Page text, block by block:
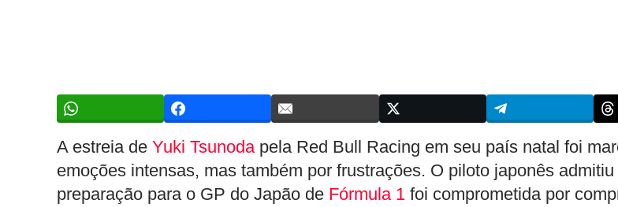
A estreia de Yuki Tsunodapela Red Bull Racing em seu país natal foi
emoções intensas, mas também por frustrações. O piloto japonês
preparação para o GP do Japão de Fórmula 1 foi comprometida por